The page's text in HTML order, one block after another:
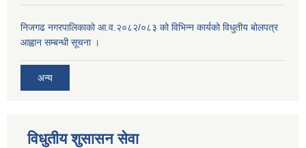
निजगढ नगरपालिकाको आ.व.२०८२/०८३ को विभिन्न कार्यको विधुतीय बोलपत्र
आह्वान सम्बन्धी सूचना ।
अन्य
विधुतीय शुसासन सेवा